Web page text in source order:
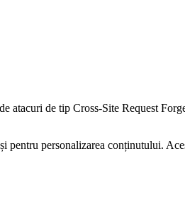
atacuri de tip Cross-Site Request
personalizarea conținutului.